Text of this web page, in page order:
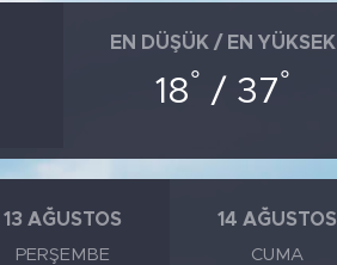
EN DÜŞÜK / EN YÜKSEK
18° / 37°
13 AĞUSTOS
PERŞEMBE
14 AĞUSTOS
CUMA